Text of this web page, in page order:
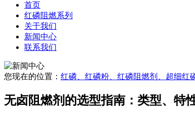
首页
红磷阻燃系列
关于我们
新闻中心
联系我们
您现在的位置： 红磷、红磷粉、红磷阻燃剂、超细红
无卤阻燃剂的选型指南：类型、